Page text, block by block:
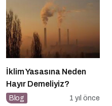
İklim Yasasına Neden
Hayır Demeliyiz?
Blog 1 yıl önce